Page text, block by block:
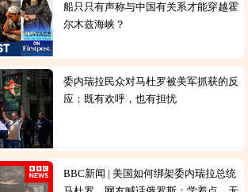
船只只有声称与中国有关系才能穿越霍
尔木兹海峡？
委内瑞拉民众对马杜罗被美军抓获的反
应：既有欢呼，也有担忧
BBC新闻 | 美国如何绑架委内瑞拉总统